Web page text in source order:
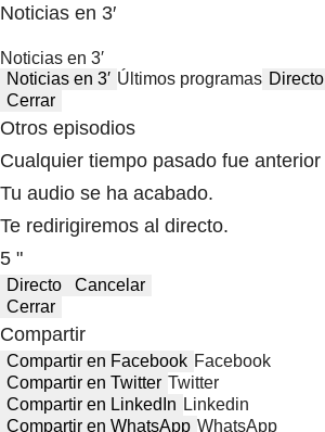
Noticias en 3′
Noticias en 3′
Noticias en 3′ Últimos programas Directo
Cerrar
Otros episodios
Cualquier tiempo pasado fue anterior
Tu audio se ha acabado.
Te redirigiremos al directo.
5 "
Directo
Cancelar
Cerrar
Compartir
Compartir en Facebook Facebook
Compartir en Twitter Twitter
Compartir en LinkedIn Linkedin
Compartir en WhatsApp WhatsApp